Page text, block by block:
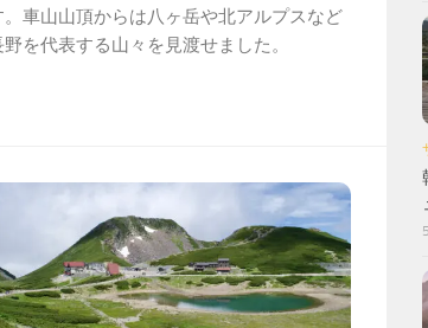
。車山山頂からは八ヶ岳や北アルプスなど
野を代表する山々を見渡せました。